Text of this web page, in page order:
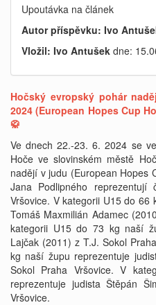
Upoutávka na článek
Autor příspěvku: Ivo
Vložil: Ivo Antušek dne:
Hočský evropský pohár
2024 (European Hopes Cup
🥋
Ve dnech 22.-23. 6. 2024 se
Hoče ve slovinském městě
nadějí v judu (European Hopes
Jana Podlipného
Vršovice. V kategorii U15 do
Tomáš Maxmilián Adamec
kategorii U15 do 73 kg naší
Lajčak (2011) z T.J. Sokol
kg naší župu reprezentuje
Sokol Praha Vršovice. V
reprezentuje judista Štěpán
Vršovice.